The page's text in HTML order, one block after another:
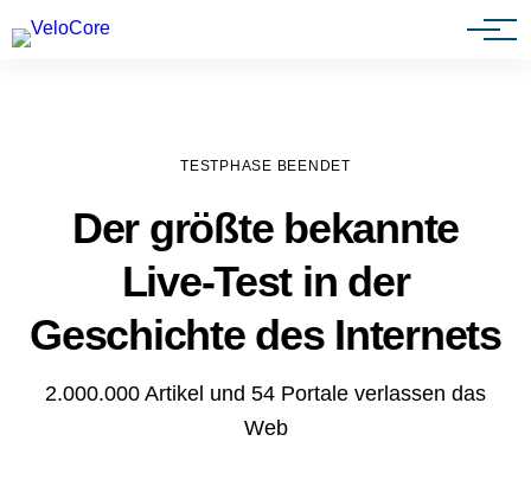
Agenturen & Webdesigner
TESTPHASE BEENDET
Der größte bekannte
Live-Test in der
Geschichte des Internets
2.000.000 Artikel und 54 Portale verlassen das
Web